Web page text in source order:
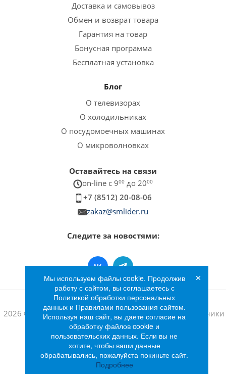
Доставка и самовывоз
Обмен и возврат товара
Гарантия на товар
Бонусная программа
Бесплатная установка
Блог
О телевизорах
О холодильниках
О посудомоечных машинах
О микроволновках
Оставайтесь на связи
on-line c 900 до 2000
+7 (8512) 20-08-06
zakaz@smlider.ru
Следите за новостями:
2026 © Интернет-магазин бытовой техники и электроники
«Лидер»
Мы используем файлы cookie. Продолжив
работу с сайтом, вы соглашаетесь с
Политикой обработки персональных
данных и Правилами пользования сайтом.
Используя наш сайт, вы даете согласие на
обработку файлов cookie и
пользовательских данных. Если вы не
хотите, чтобы ваши данные
обрабатывались, пожалуйста покиньте сайт.
Подробнее
×